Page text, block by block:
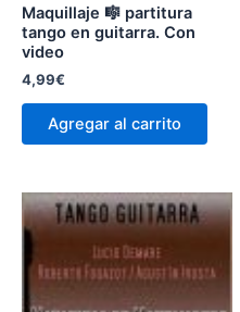
Maquillaje 🎼 partitura
tango en guitarra. Con
video
4,99€
Agregar al carrito